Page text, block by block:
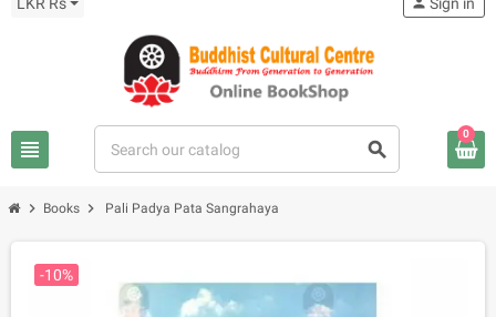
LKR Rs
view_headline search
Sign in
0
chevron_right Books chevron_right Pali Padya Pata Sangrahaya
-10%